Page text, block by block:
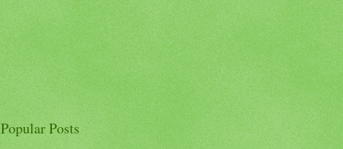
Popular Posts